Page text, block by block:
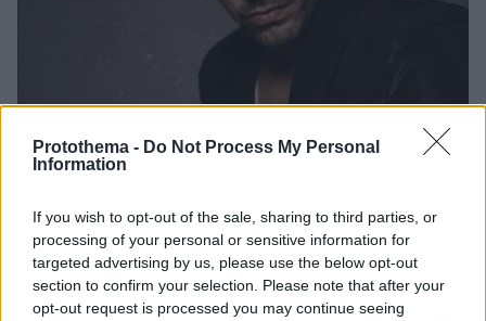
Protothema - Do Not Process My Personal
Information
If you wish to opt-out of the sale, sharing to third parties, or
processing of your personal or sensitive information for
targeted advertising by us, please use the below opt-out
section to confirm your selection. Please note that after your
opt-out request is processed you may continue seeing
24.12.2021, 19:20